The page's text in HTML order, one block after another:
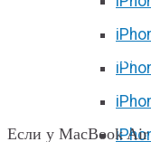
Замена
M2 / M3 в
Если у MacBook